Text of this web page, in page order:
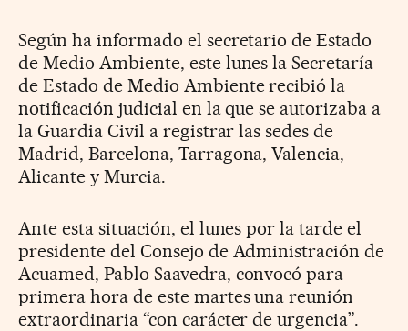
Según ha informado el secretario de Estado
de Medio Ambiente, este lunes la Secretaría
de Estado de Medio Ambiente recibió la
notificación judicial en la que se autorizaba a
la Guardia Civil a registrar las sedes de
Madrid, Barcelona, Tarragona, Valencia,
Alicante y Murcia.
Ante esta situación, el lunes por la tarde el
presidente del Consejo de Administración de
Acuamed, Pablo Saavedra, convocó para
primera hora de este martes una reunión
extraordinaria “con carácter de urgencia”.